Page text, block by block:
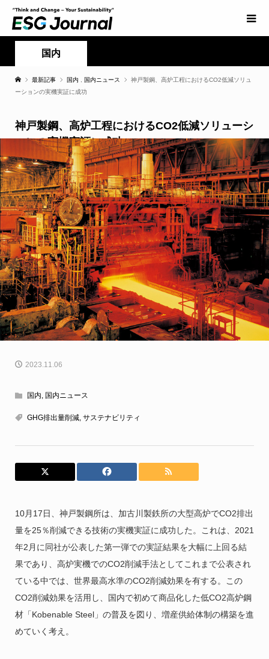
国内
最新記事 国内 国内ニュース
神戸製鋼、高炉工程におけるCO2低減ソリュ
ーションの実機実証に成功
神戸製鋼、高炉工程におけるCO2低減ソリューシ
ョンの実機実証に成功
2023.11.06
国内, 国内ニュース
GHG排出量削減, サステナビリティ
10月17日、神戸製鋼所は、加古川製鉄所の大型高炉でCO2排出
量を25％削減できる技術の実機実証に成功した。これは、2021
年2月に同社が公表した第一弾での実証結果を大幅に上回る結
果であり、高炉実機でのCO2削減手法としてこれまで公表され
ている中では、世界最高水準のCO2削減効果を有する。この
CO2削減効果を活用し、国内で初めて商品化した低CO2高炉鋼
材「Kobenable Steel」の普及を図り、増産供給体制の構築を進
めていく考え。